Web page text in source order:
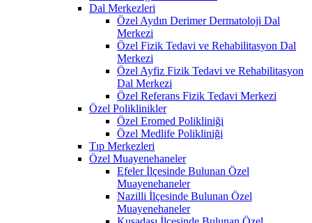
Dal Merkezleri
Özel Aydın Derimer Dermatoloji Dal
Merkezi
Özel Fizik Tedavi ve Rehabilitasyon Dal
Merkezi
Özel Ayfiz Fizik Tedavi ve Rehabilitasyon
Dal Merkezi
Özel Referans Fizik Tedavi Merkezi
Özel Poliklinikler
Özel Eromed Polikliniği
Özel Medlife Polikliniği
Tıp Merkezleri
Özel Muayenehaneler
Efeler İlçesinde Bulunan Özel
Muayenehaneler
Nazilli İlçesinde Bulunan Özel
Muayenehaneler